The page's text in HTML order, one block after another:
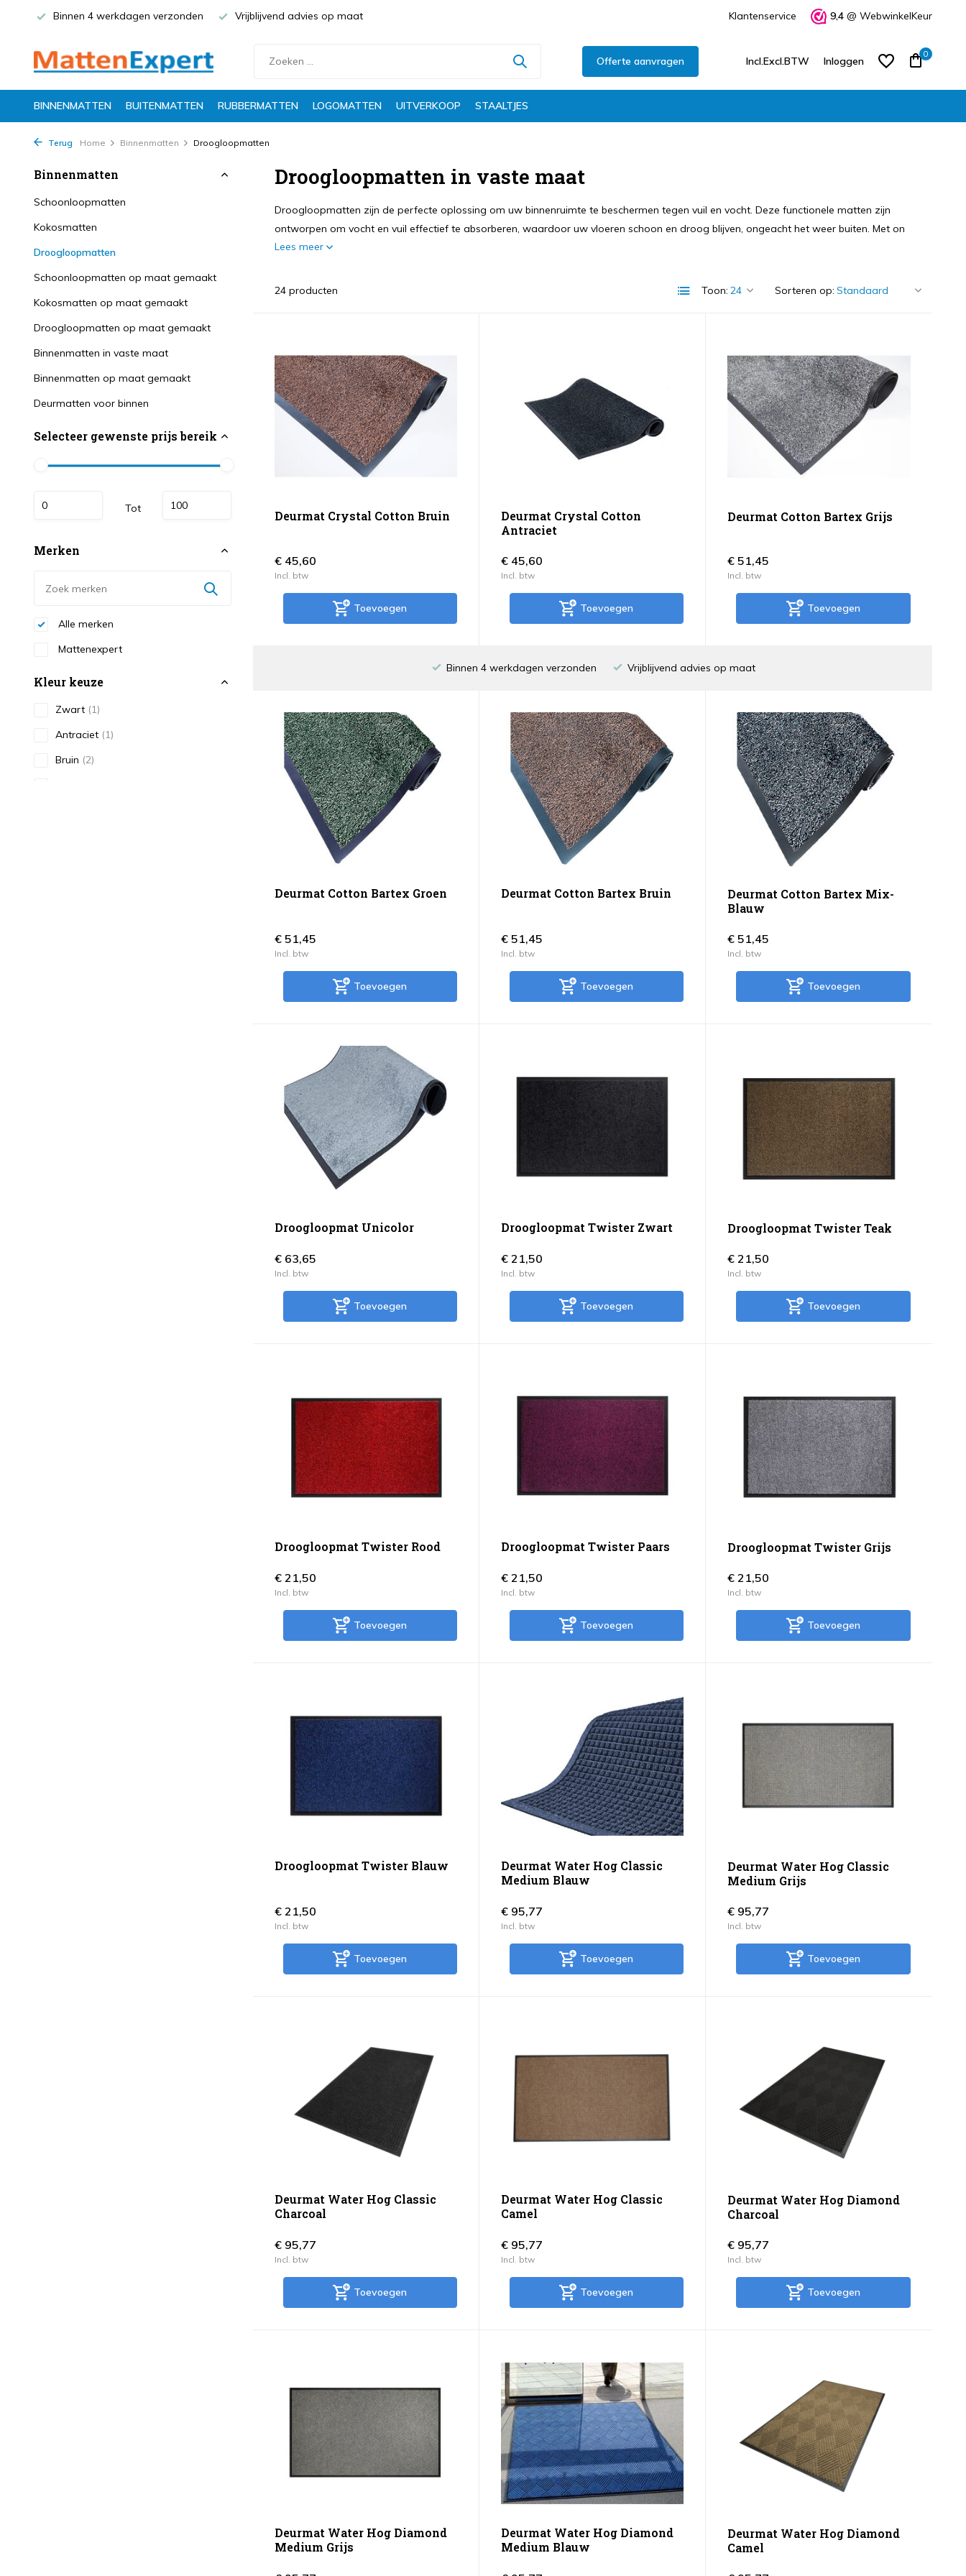
Binnen 4 werkdagen verzonden Vrijblijvend advies op maat Klantenservice 9,4 @ WebwinkelKeur
Offerte aanvragen Incl.Excl.BTW Inloggen
0
BINNENMATTEN BUITENMATTEN RUBBERMATTEN LOGOMATTEN UITVERKOOP STAALTJES
Terug Home Binnenmatten Droogloopmatten
Binnenmatten
Schoonloopmatten
Kokosmatten
Droogloopmatten
Schoonloopmatten op maat gemaakt
Kokosmatten op maat gemaakt
Droogloopmatten op maat gemaakt
Binnenmatten in vaste maat
Binnenmatten op maat gemaakt
Deurmatten voor binnen
Selecteer gewenste prijs bereik
Tot
Merken
Alle merken
Mattenexpert
Kleur keuze
Zwart (1)
Antraciet (1)
Bruin (2)
Droogloopmatten in vaste maat
Droogloopmatten zijn de perfecte oplossing om uw binnenruimte te beschermen tegen vuil en vocht. Deze functionele matten zijn
ontworpen om vocht en vuil effectief te absorberen, waardoor uw vloeren schoon en droog blijven, ongeacht het weer buiten. Met on
Lees meer
24 producten Toon: Sorteren op:
Deurmat Crystal Cotton Bruin
€ 45,60
Incl. btw
Toevoegen
Deurmat Crystal Cotton
Antraciet
€ 45,60
Incl. btw
Toevoegen
Deurmat Cotton Bartex Grijs
€ 51,45
Incl. btw
Toevoegen
Binnen 4 werkdagen verzonden Vrijblijvend advies op maat
Deurmat Cotton Bartex Groen
€ 51,45
Incl. btw
Toevoegen
Deurmat Cotton Bartex Bruin
€ 51,45
Incl. btw
Toevoegen
Deurmat Cotton Bartex Mix-
Blauw
€ 51,45
Incl. btw
Toevoegen
Droogloopmat Unicolor
€ 63,65
Incl. btw
Toevoegen
Droogloopmat Twister Zwart
€ 21,50
Incl. btw
Toevoegen
Droogloopmat Twister Teak
€ 21,50
Incl. btw
Toevoegen
Droogloopmat Twister Rood
€ 21,50
Incl. btw
Toevoegen
Droogloopmat Twister Paars
€ 21,50
Incl. btw
Toevoegen
Droogloopmat Twister Grijs
€ 21,50
Incl. btw
Toevoegen
Droogloopmat Twister Blauw
€ 21,50
Incl. btw
Toevoegen
Deurmat Water Hog Classic
Medium Blauw
€ 95,77
Incl. btw
Toevoegen
Deurmat Water Hog Classic
Medium Grijs
€ 95,77
Incl. btw
Toevoegen
Deurmat Water Hog Classic
Charcoal
€ 95,77
Incl. btw
Toevoegen
Deurmat Water Hog Classic
Camel
€ 95,77
Incl. btw
Toevoegen
Deurmat Water Hog Diamond
Charcoal
€ 95,77
Incl. btw
Toevoegen
Deurmat Water Hog Diamond
Medium Grijs
Deurmat Water Hog Diamond
Medium Blauw
Deurmat Water Hog Diamond
Camel